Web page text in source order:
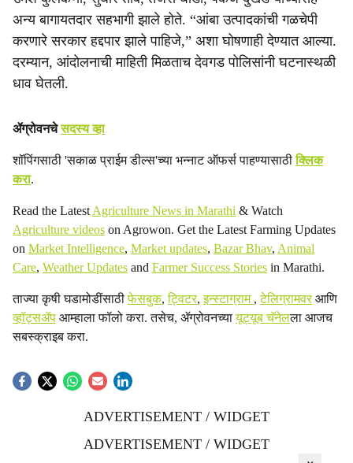
अन्य बागायतदार सहभागी झाले होते. “आंबा उत्पादकांची गळचेपी
करणारे सरकार हद्दपार झाले पाहिजे,” अशा घोषणाही देण्यात आल्या.
दरम्यान, आंदोलनाची माहिती मिळताच देवगड पोलिसांनी घटनास्थळी
धाव घेतली.
ॲग्रोवनचेसदस्य व्हा
शॉपिंगसाठी 'सकाळ प्राईम डील्स'च्या भन्नाट ऑफर्स पाहण्यासाठीक्लिक
करा.
Read the Latest Agriculture News in Marathi & Watch
Agriculture videos on Agrowon. Get the Latest Farming Updates
on Market Intelligence, Market updates, Bazar Bhav, Animal
Care, Weather Updates and Farmer Success Stories in Marathi.
ताज्या कृषी घडामोडींसाठीफेसबुक,ट्विटर,इन्स्टाग्राम ,टेलिग्रामवरआणि
व्हॉट्सॲप आम्हाला फॉलो करा. तसेच, ॲग्रोवनच्यायूट्यूब चॅनेलला आजच
सबस्क्राइब करा.
ADVERTISEMENT / WIDGET
ADVERTISEMENT / WIDGET